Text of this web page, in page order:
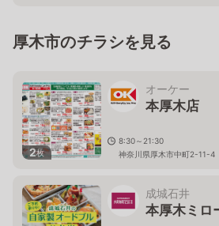
厚木市のチラシを見る
2枚
オーケー
本厚木店
8:30～21:30
神奈川県厚木市中町2-11-4
成城石井
本厚木ミロ